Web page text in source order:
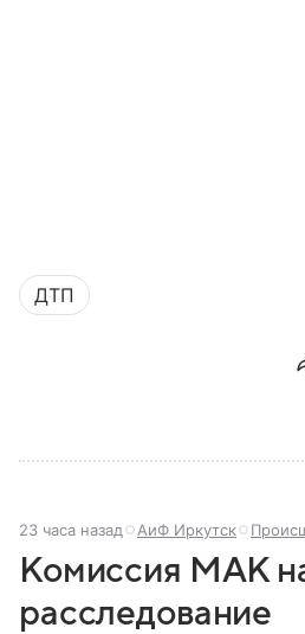
ДТП
23 часа назад АиФ Иркутск
Комиссия МАК
расследование